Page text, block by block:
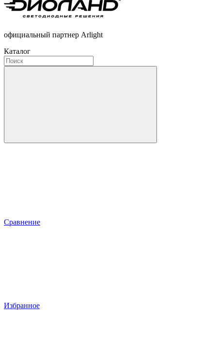
официальный партнер Arlight
Каталог
Сравнение
Избранное